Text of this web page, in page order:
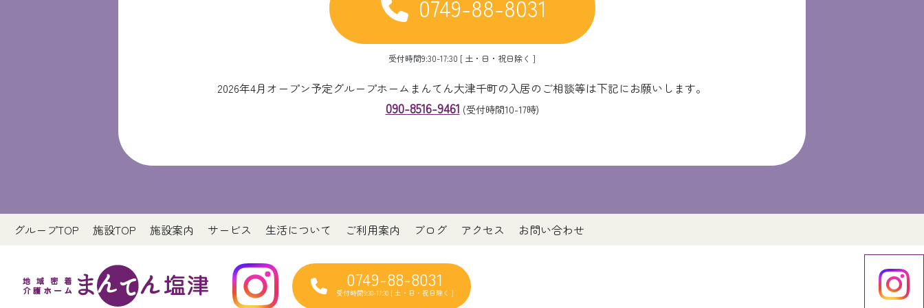
0749-88-8031
受付時間9:30-17:30 [ 土・日・祝日除く ]
2026年4月オープン予定グループホームまんてん大津千町の入居のご相談等は下記にお願いします。
090-8516-9461 (受付時間10-17時)
グループTOP 施設TOP 施設案内 サービス 生活について ご利用案内 ブログ アクセス お問い合わせ
0749-88-8031
受付時間9:30-17:30 [ 土・日・祝日除く ]